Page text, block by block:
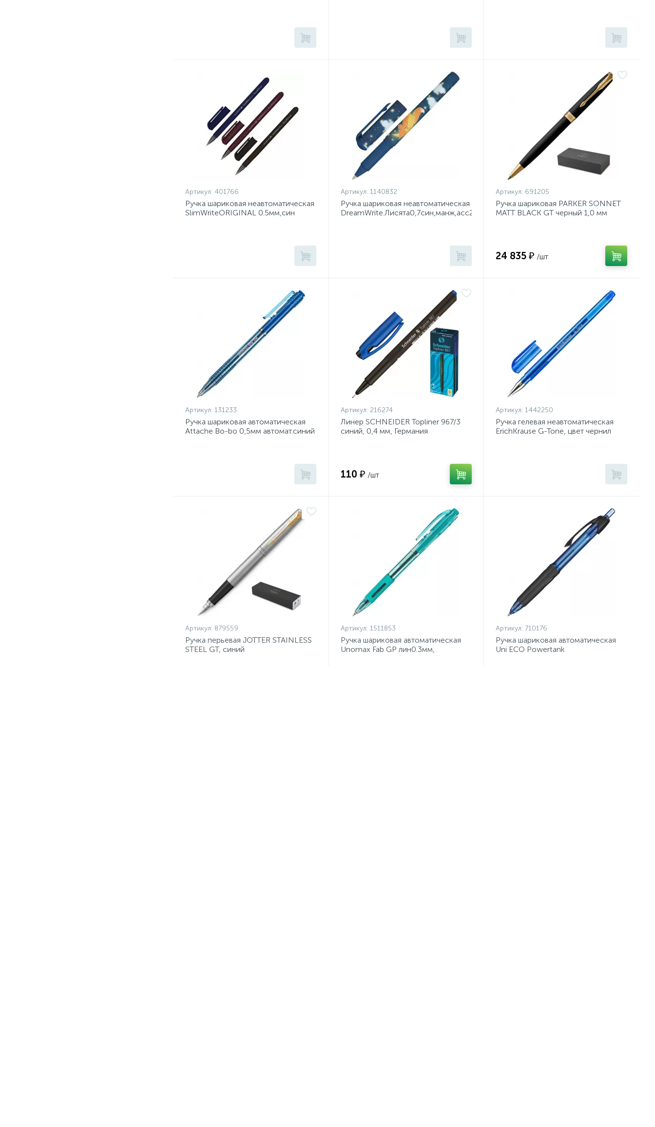
Артикул: 401766
Ручка шариковая неавтоматическая
SlimWriteORIGINAL 0.5мм,син
Артикул: 1140832
Ручка шариковая неавтоматическая
DreamWrite.Лисята0,7син,манж,асс20-
Артикул: 691205
Ручка шариковая PARKER SONNET
MATT BLACK GT черный 1,0 мм
24 835 ₽ /шт
Артикул: 131233
Ручка шариковая автоматическая
Attache Bo-bo 0,5мм автомат.синий
Артикул: 216274
Линер SCHNEIDER Topliner 967/3
синий, 0,4 мм, Германия
110 ₽ /шт
Артикул: 1442250
Ручка гелевая неавтоматическая
ErichKrause G-Tone, цвет чернил
Артикул: 879559
Ручка перьевая JOTTER STAINLESS
STEEL GT, синий
Артикул: 1511853
Ручка шариковая автоматическая
Unomax Fab GP лин0.3мм,
Артикул:710176
Ручка шариковая автоматическая
Uni ECO Powertank